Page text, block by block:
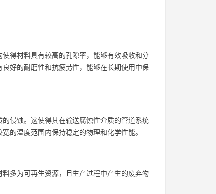
得材料具有较高的孔隙率，能够有效吸收和分
好的耐磨性和抗疲劳性，能够在长期使用中保
侵蚀。这使得其在输送腐蚀性介质的管道系统
的温度范围内保持稳定的物理和化学性能。
多为可再生资源，且生产过程中产生的废弃物